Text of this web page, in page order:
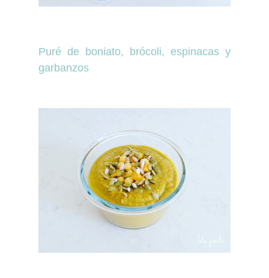
Puré de boniato, brócoli, espinacas y
garbanzos